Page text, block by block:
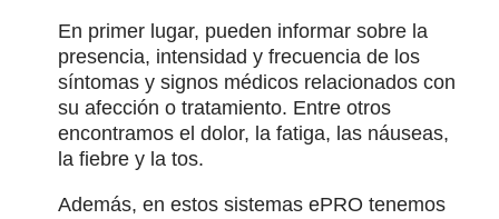
En primer lugar, pueden informar sobre la
presencia, intensidad y frecuencia de los
síntomas y signos médicos relacionados con
su afección o tratamiento. Entre otros
encontramos el dolor, la fatiga, las náuseas,
la fiebre y la tos.
Además, en estos sistemas ePRO tenemos